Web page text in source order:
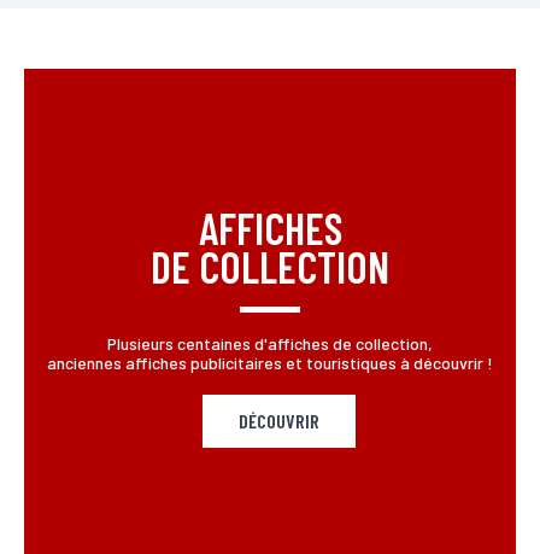
AFFICHES
DE COLLECTION
Plusieurs centaines d'affiches de collection,
anciennes affiches publicitaires et touristiques à découvrir !
DÉCOUVRIR